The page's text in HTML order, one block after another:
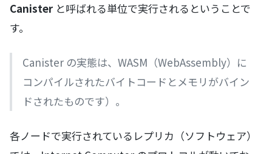
Canister と呼ばれる単位で実行されるということで
す。
Canister の実態は、WASM（WebAssembly）に
コンパイルされたバイトコードとメモリがバイン
ドされたものです）。
各ノードで実行されているレプリカ（ソフトウェア）